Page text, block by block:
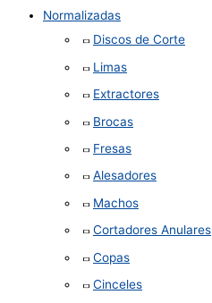
Normalizadas
Discos de Corte
Limas
Extractores
Brocas
Fresas
Alesadores
Machos
Cortadores Anulares
Copas
Cinceles